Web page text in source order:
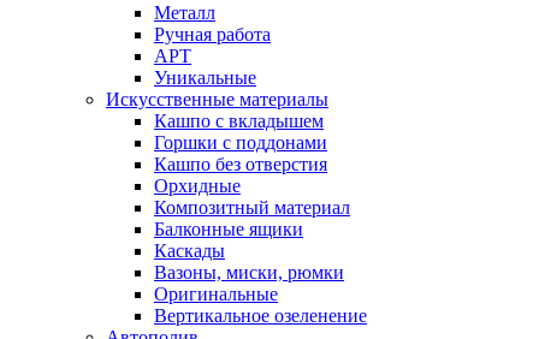
Металл
Ручная работа
АРТ
Уникальные
Искусственные материалы
Кашпо с вкладышем
Горшки с поддонами
Кашпо без отверстия
Орхидные
Композитный материал
Балконные ящики
Каскады
Вазоны, миски, рюмки
Оригинальные
Вертикальное озеленение